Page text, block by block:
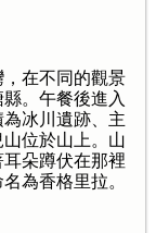
在不同的觀景
。午餐後進入
冰川遺跡、主
位於山上。山
耳朵蹲伏在那裡
為香格里拉。